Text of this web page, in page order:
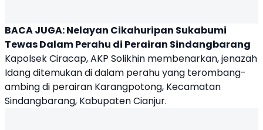
BACA JUGA:Nelayan Cikahuripan Sukabumi
TewasDalam Perahu di Perairan Sindangbarang
Kapolsek Ciracap, AKP Solikhin membenarkan, jenazah
Idang ditemukan di dalam perahu yang terombang-
ambing di perairan Karangpotong, Kecamatan
Sindangbarang, Kabupaten Cianjur.